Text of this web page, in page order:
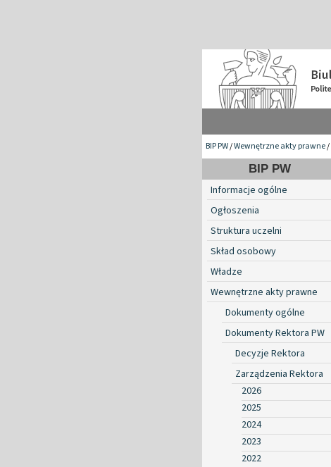
BIP PW/Wewnętrzne akty prawne/
BIP PW
Informacje ogólne
Ogłoszenia
Struktura uczelni
Skład osobowy
Władze
Wewnętrzne akty prawne
Dokumenty ogólne
Dokumenty Rektora PW
Decyzje Rektora
Zarządzenia Rektora
2026
2025
2024
2023
2022